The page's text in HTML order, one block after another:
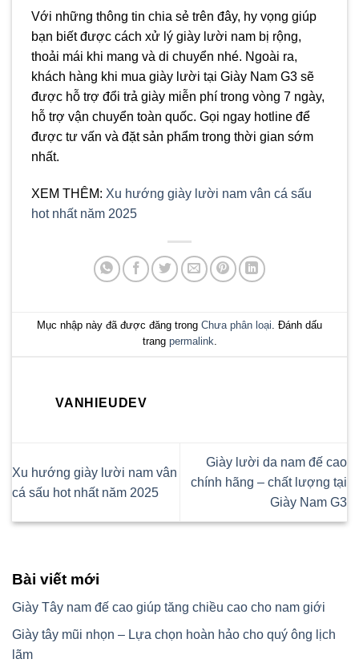
Với những thông tin chia sẻ trên đây, hy vọng giúp
bạn biết được cách xử lý giày lười nam bị rộng,
thoải mái khi mang và di chuyển nhé. Ngoài ra,
khách hàng khi mua giày lười tại Giày Nam G3 sẽ
được hỗ trợ đổi trả giày miễn phí trong vòng 7 ngày,
hỗ trợ vận chuyển toàn quốc. Gọi ngay hotline để
được tư vấn và đặt sản phẩm trong thời gian sớm
nhất.
XEM THÊM: Xu hướng giày lười nam vân cá sấu
hot nhất năm 2025
Mục nhập này đã được đăng trong Chưa phân loại. Đánh dấu
trang permalink.
VANHIEUDEV
Xu hướng giày lười nam vân
cá sấu hot nhất năm 2025
Giày lười da nam đế cao
chính hãng – chất lượng tại
Giày Nam G3
Bài viết mới
Giày Tây nam đế cao giúp tăng chiều cao cho nam giới
Giày tây mũi nhọn – Lựa chọn hoàn hảo cho quý ông lịch
lãm